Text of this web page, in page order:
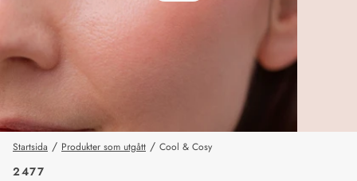
Startsida / Produkter som utgått / Cool & Cosy
2477